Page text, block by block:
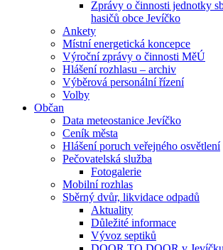
Zprávy o činnosti jednotky
hasičů obce Jevíčko
Ankety
Místní energetická koncepce
Výroční zprávy o činnosti MěÚ
Hlášení rozhlasu – archiv
Výběrová personální řízení
Volby
Občan
Data meteostanice Jevíčko
Ceník města
Hlášení poruch veřejného osvětlení
Pečovatelská služba
Fotogalerie
Mobilní rozhlas
Sběrný dvůr, likvidace odpadů
Aktuality
Důležité informace
Vývoz septiků